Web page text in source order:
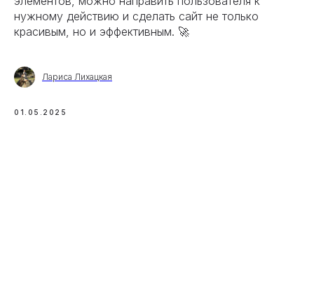
нужному действию и сделать сайт не только
красивым, но и эффективным. 🚀
Лариса Лихацкая
01.05.2025